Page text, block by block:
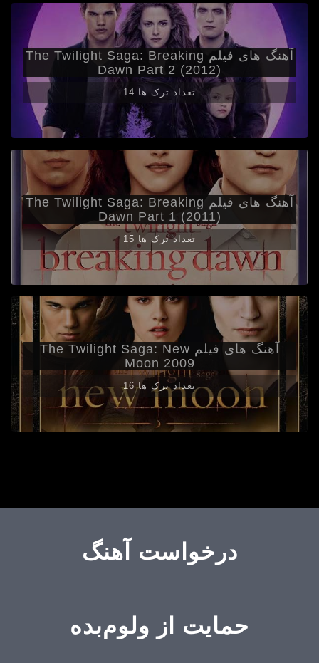
آهنگ های فیلم The Twilight Saga: Breaking
Dawn Part 2 (2012)
14 تعداد ترک ها
آهنگ های فیلم The Twilight Saga: Breaking
Dawn Part 1 (2011)
15 تعداد ترک ها
آهنگ های فیلم The Twilight Saga: New
Moon 2009
16 تعداد ترک ها
درخواست آهنگ
حمایت از ولوم‌بده